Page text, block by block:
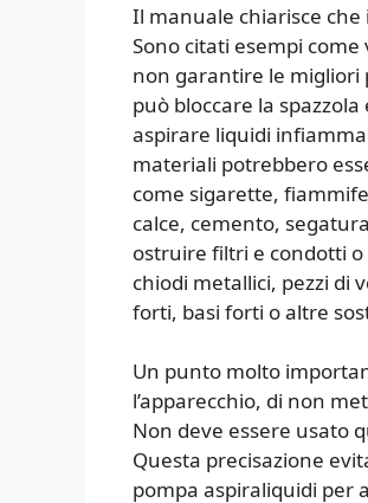
Il manuale chiarisce
Sono citati esempi
non garantire le migliori
può bloccare la
aspirare liquidi
materiali potrebbero
come sigarette,
calce, cemento,
ostruire filtri e condotti
chiodi metallici, pezzi di
forti, basi forti o altre
Un punto molto
l’apparecchio, di non
Non deve essere usato
Questa precisazione
pompa aspiraliquidi per